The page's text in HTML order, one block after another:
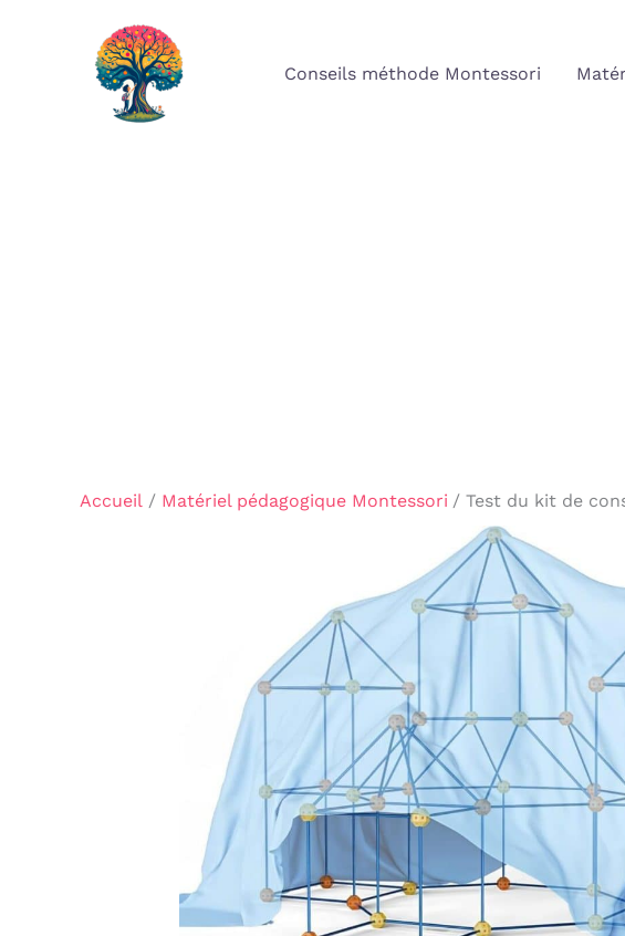
Conseils méthode Montessori
Accueil Matériel pédagogique Montessori Test du kit de